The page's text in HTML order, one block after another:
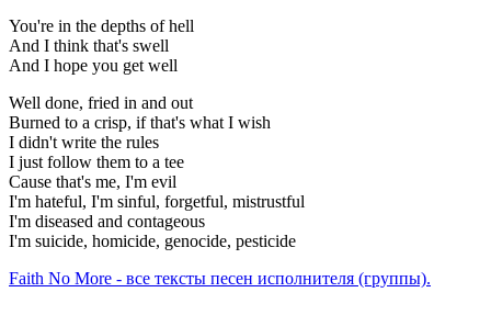
You're in the depths of hell
And I think that's swell
And I hope you get well
Well done, fried in and out
Burned to a crisp, if that's what I wish
I didn't write the rules
I just follow them to a tee
Cause that's me, I'm evil
I'm hateful, I'm sinful, forgetful, mistrustful
I'm diseased and contageous
I'm suicide, homicide, genocide, pesticide
Faith No More - все тексты песен исполнителя (группы).